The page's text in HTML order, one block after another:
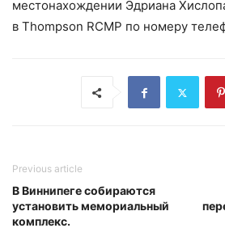
местонахождении Эдриана
в Thompson RCMP по номеру
Previous article
В Виннипеге собираются
установить мемориальный
комплекс.